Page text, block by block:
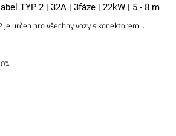
TYP 2 | 32A | 3fáze | 22kW | 5 - 8 m
je určen pro všechny vozy s konektorem...